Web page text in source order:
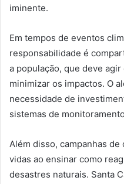
iminente.
Em tempos de eventos
responsabilidade é
a população, que deve
minimizar os impactos. O
necessidade de
sistemas de
Além disso, campanhas
vidas ao ensinar como
desastres naturais. Santa